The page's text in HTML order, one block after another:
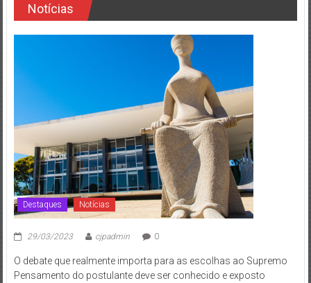
Notícias
Destaques Notícias
29/03/2023 cjpadmin 0
O debate que realmente importa para as escolhas ao Supremo
Pensamento do postulante deve ser conhecido e exposto